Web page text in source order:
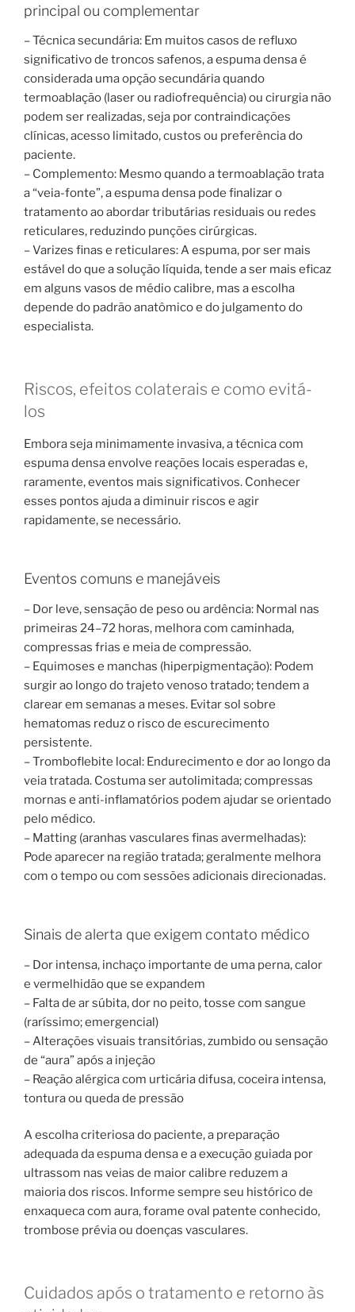
principal ou complementar
– Técnica secundária: Em muitos casos de refluxo
significativo de troncos safenos, a espuma densa é
considerada uma opção secundária quando
termoablação (laser ou radiofrequência) ou cirurgia não
podem ser realizadas, seja por contraindicações
clínicas, acesso limitado, custos ou preferência do
paciente.
– Complemento: Mesmo quando a termoablação trata
a “veia-fonte”, a espuma densa pode finalizar o
tratamento ao abordar tributárias residuais ou redes
reticulares, reduzindo punções cirúrgicas.
– Varizes finas e reticulares: A espuma, por ser mais
estável do que a solução líquida, tende a ser mais eficaz
em alguns vasos de médio calibre, mas a escolha
depende do padrão anatômico e do julgamento do
especialista.
Riscos, efeitos colaterais e como evitá-
los
Embora seja minimamente invasiva, a técnica com
espuma densa envolve reações locais esperadas e,
raramente, eventos mais significativos. Conhecer
esses pontos ajuda a diminuir riscos e agir
rapidamente, se necessário.
Eventos comuns e manejáveis
– Dor leve, sensação de peso ou ardência: Normal nas
primeiras 24–72 horas, melhora com caminhada,
compressas frias e meia de compressão.
– Equimoses e manchas (hiperpigmentação): Podem
surgir ao longo do trajeto venoso tratado; tendem a
clarear em semanas a meses. Evitar sol sobre
hematomas reduz o risco de escurecimento
persistente.
– Tromboflebite local: Endurecimento e dor ao longo da
veia tratada. Costuma ser autolimitada; compressas
mornas e anti-inflamatórios podem ajudar se orientado
pelo médico.
– Matting (aranhas vasculares finas avermelhadas):
Pode aparecer na região tratada; geralmente melhora
com o tempo ou com sessões adicionais direcionadas.
Sinais de alerta que exigem contato médico
– Dor intensa, inchaço importante de uma perna, calor
e vermelhidão que se expandem
– Falta de ar súbita, dor no peito, tosse com sangue
(raríssimo; emergencial)
– Alterações visuais transitórias, zumbido ou sensação
de “aura” após a injeção
– Reação alérgica com urticária difusa, coceira intensa,
tontura ou queda de pressão
A escolha criteriosa do paciente, a preparação
adequada da espuma densa e a execução guiada por
ultrassom nas veias de maior calibre reduzem a
maioria dos riscos. Informe sempre seu histórico de
enxaqueca com aura, forame oval patente conhecido,
trombose prévia ou doenças vasculares.
Cuidados após o tratamento e retorno às